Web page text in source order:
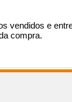
vendidos e
compra.